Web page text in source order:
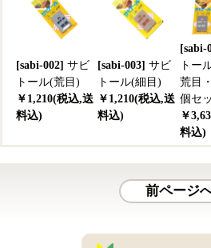
[sabi-002] サビ
トール(荒目)
￥1,210(税込,送
料込)
[sabi-003] サビ
トール(細目)
￥1,210(税込,送
料込)
[sabi-
トー
荒目
個セ
￥
料込)
前ページ